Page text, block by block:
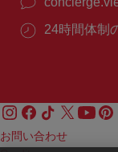
24時間体制
お問い合わせ